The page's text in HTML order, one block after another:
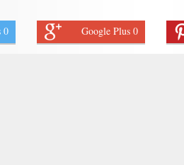
0 Google Plus 0